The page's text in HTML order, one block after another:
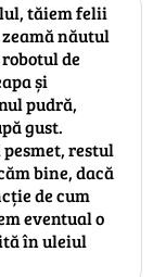
tăiem felii
năutul
de
și
pudră,
gust.
restul
bine, dacă
de cum
eventual o
în uleiul